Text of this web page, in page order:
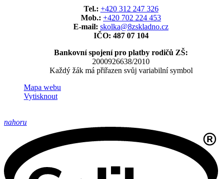
Tel.: +420 312 247 326
Mob.: +420 702 224 453
E-mail: skolka@8zskladno.cz
IČO: 487 07 104
Bankovní spojení pro platby rodičů ZŠ:
2000926638/2010
Každý žák má přiřazen svůj variabilní symbol
Mapa webu
Vytisknout
nahoru